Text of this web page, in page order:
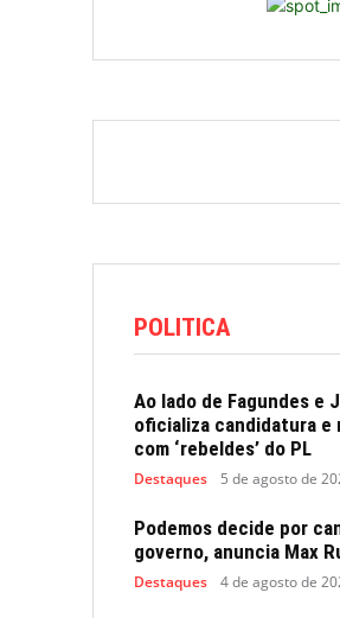
POLITICA
Ao lado de Fagundes e
oficializa candidatura e
com ‘rebeldes’ do PL
Destaques 5 de agosto de
Podemos decide por
governo, anuncia Max
Destaques 4 de agosto de